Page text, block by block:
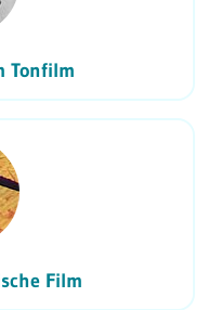
Tonfilm
Film